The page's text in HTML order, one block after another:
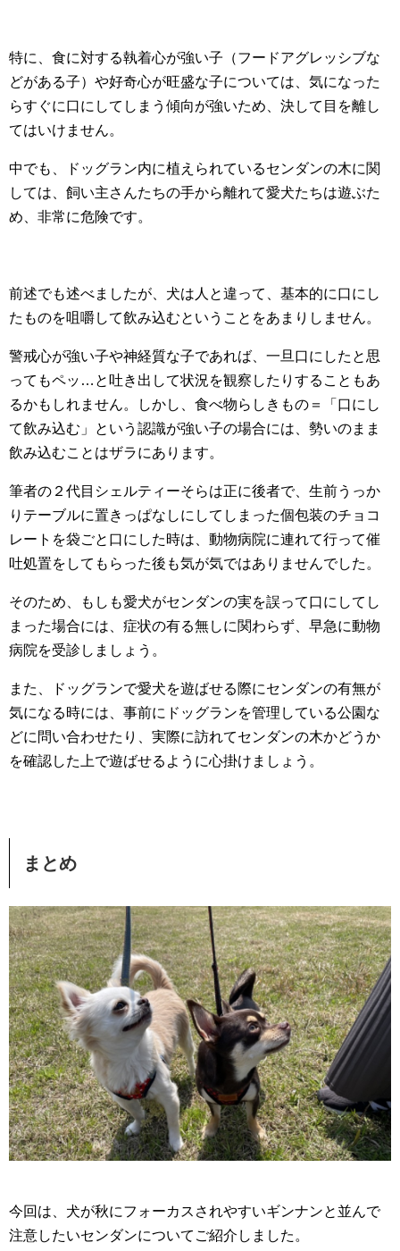
特に、食に対する執着心が強い子（フードアグレッシブな
どがある子）や好奇心が旺盛な子については、気になった
らすぐに口にしてしまう傾向が強いため、決して目を離し
てはいけません。
中でも、ドッグラン内に植えられているセンダンの木に関
しては、飼い主さんたちの手から離れて愛犬たちは遊ぶた
め、非常に危険です。
前述でも述べましたが、犬は人と違って、基本的に口にし
たものを咀嚼して飲み込むということをあまりしません。
警戒心が強い子や神経質な子であれば、一旦口にしたと思
ってもペッ…と吐き出して状況を観察したりすることもあ
るかもしれません。しかし、食べ物らしきもの＝「口にし
て飲み込む」という認識が強い子の場合には、勢いのまま
飲み込むことはザラにあります。
筆者の２代目シェルティーそらは正に後者で、生前うっか
りテーブルに置きっぱなしにしてしまった個包装のチョコ
レートを袋ごと口にした時は、動物病院に連れて行って催
吐処置をしてもらった後も気が気ではありませんでした。
そのため、もしも愛犬がセンダンの実を誤って口にしてし
まった場合には、症状の有る無しに関わらず、早急に動物
病院を受診しましょう。
また、ドッグランで愛犬を遊ばせる際にセンダンの有無が
気になる時には、事前にドッグランを管理している公園な
どに問い合わせたり、実際に訪れてセンダンの木かどうか
を確認した上で遊ばせるように心掛けましょう。
まとめ
今回は、犬が秋にフォーカスされやすいギンナンと並んで
注意したいセンダンについてご紹介しました。